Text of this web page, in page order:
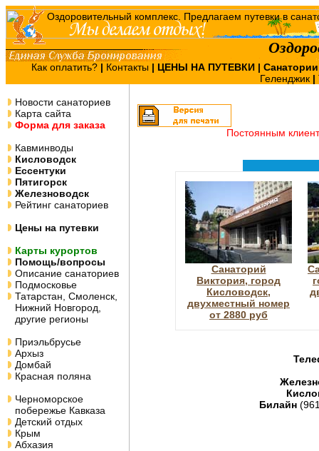
Как оплатить? | Контакты | ЦЕНЫ НА ПУТЕВКИ |
Геленджик |
Новости санаториев
Карта сайта
Форма для заказа
Кавминводы
Кисловодск
Ессентуки
Пятигорск
Железноводск
Рейтинг санаториев
Цены на путевки
Карты курортов
Помощь/вопросы
Описание санаториев
Подмосковье
Татарстан, Смоленск,
Нижний Новгород,
другие регионы
Приэльбрусье
Архыз
Домбай
Красная поляна
Черноморское
побережье Кавказа
Детский отдых
Крым
Абхазия
Постоянным
Санаторий
Виктория, город
Кисловодск,
двухместный номер
от 2880 руб
Билайн